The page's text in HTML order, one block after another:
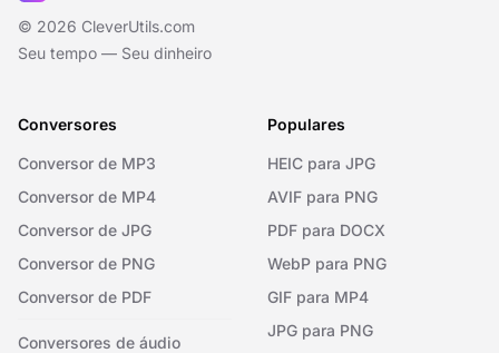
© 2026 CleverUtils.com
Seu tempo — Seu dinheiro
Conversores
Conversor de MP3
Conversor de MP4
Conversor de JPG
Conversor de PNG
Conversor de PDF
Conversores de áudio
Populares
HEIC para JPG
AVIF para PNG
PDF para DOCX
WebP para PNG
GIF para MP4
JPG para PNG